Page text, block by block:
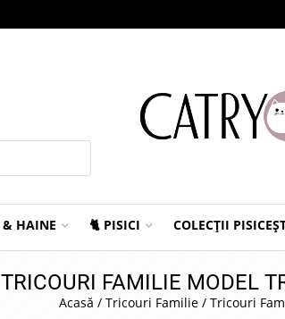
& HAINE 🐈 PISICI COLECȚII
TRICOURI FAMILIE MODEL
Acasă / Tricouri Familie / Tricouri